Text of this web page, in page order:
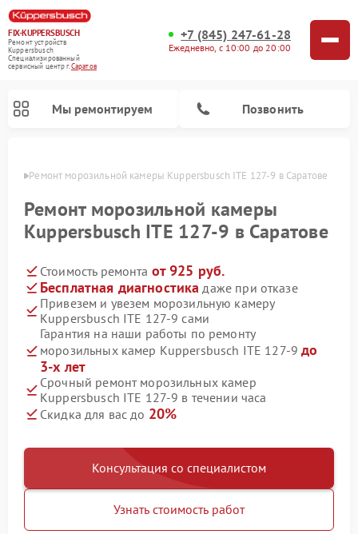
FIX-KUPPERSBUSCH
Ремонт устройств
Kuppersbusch
Специализированный
cервисный центр г.Саратов
+7 (845) 247-61-28
Ежедневно, с 10:00 до 20:00
Мы ремонтируем Позвонить
Ремонт морозильной камеры Kuppersbusch ITE 127-9 в Саратове
Ремонт морозильной камеры
Kuppersbusch ITE 127-9 в Саратове
Стоимость ремонта от 925 руб.
Бесплатная диагностика даже при отказе
Привезем и увезем морозильную камеру
Kuppersbusch ITE 127-9 сами
Гарантия на наши работы по ремонту
морозильных камер Kuppersbusch ITE 127-9до
3-х лет
Срочный ремонт морозильных камер
Kuppersbusch ITE 127-9 в течении часа
Скидка для вас до 20%
Консультация со специалистом
Узнать стоимость работ